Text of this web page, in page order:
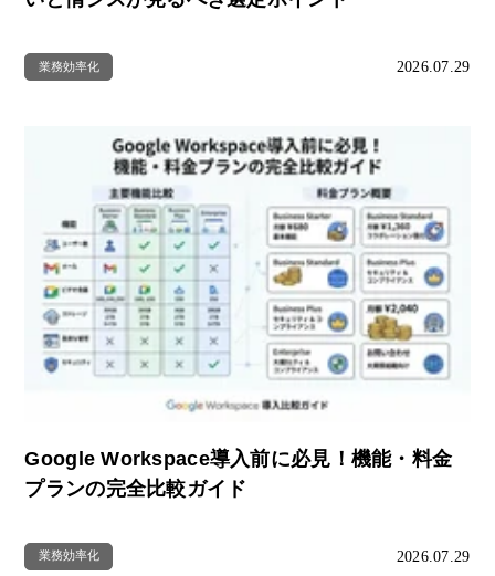
業務効率化 2026.07.29
Google Workspace導入前に必見！機能・料金
プランの完全比較ガイド
業務効率化 2026.07.29